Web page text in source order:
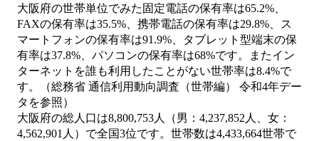
大阪府の世帯単位でみた固定電話の保有率は65.2%、
FAXの保有率は35.5%、携帯電話の保有率は29.8%、ス
マートフォンの保有率は91.9%、タブレット型端末の保
有率は37.8%、パソコンの保有率は68%です。またイン
ターネットを誰も利用したことがない世帯率は8.4%で
す。（総務省 通信利用動向調査（世帯編） 令和4年デー
タを参照）
大阪府の総人口は8,800,753人（男：4,237,852人、女：
4,562,901人）で全国3位です。世帯数は4,433,664世帯で